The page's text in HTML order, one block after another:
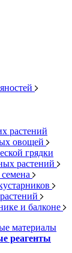
растений
овощей
грядки
растений
и балконе
материалы
реагенты